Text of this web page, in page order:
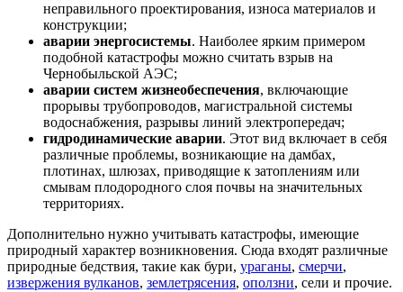
неправильного проектирования, износа материалов и
конструкции;
аварии энергосистемы. Наиболее ярким примером
подобной катастрофы можно считать взрыв на
Чернобыльской АЭС;
аварии систем жизнеобеспечения, включающие
прорывы трубопроводов, магистральной системы
водоснабжения, разрывы линий электропередач;
гидродинамические аварии. Этот вид включает в себя
различные проблемы, возникающие на дамбах,
плотинах, шлюзах, приводящие к затоплениям или
смывам плодородного слоя почвы на значительных
территориях.
Дополнительно нужно учитывать катастрофы, имеющие
природный характер возникновения. Сюда входят различные
природные бедствия, такие как бури, ураганы, смерчи,
извержения вулканов, землетрясения, оползни, сели и прочие.